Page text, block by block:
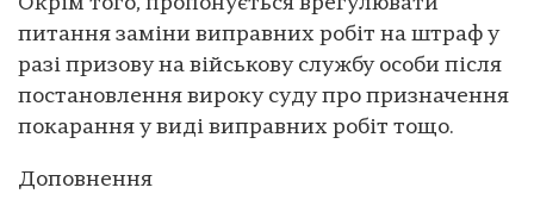
питання заміни виправних робіт на штраф у
разі призову на військову службу особи після
постановлення вироку суду про призначення
покарання у виді виправних робіт тощо.
Доповнення